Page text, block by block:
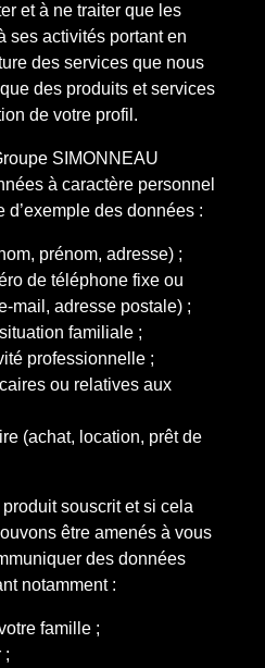
et à ne traiter que les
ses activités portant en
des services que nous
des produits et services
de votre profil.
SIMONNEAU
à caractère personnel
d’exemple des données :
prénom, adresse) ;
de téléphone fixe ou
mail, adresse postale) ;
familiale ;
professionnelle ;
ou relatives aux
(achat, location, prêt de
souscrit et si cela
être amenés à vous
des données
notamment :
famille ;
;